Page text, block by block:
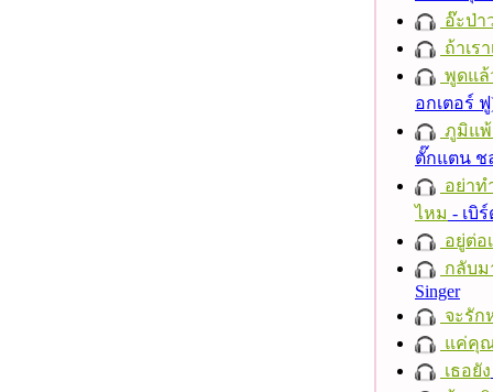
อ๊ะป่า
ถ้าเร
พูดแล้
อกเตอร์
ภูมิแพ้
ตั๊กแตน ช
อย่าท
ไหม - เบิ
อยู่ต่อ
กลับม
Singer
จะรัก
แค่คุ
เธอยัง